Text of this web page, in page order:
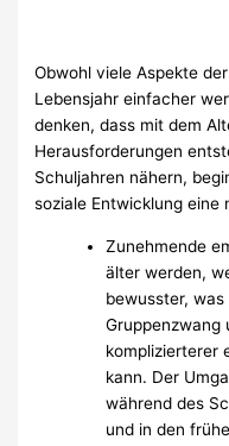
Obwohl viele Aspekte
Lebensjahr einfacher
denken, dass mit dem
Herausforderungen
Schuljahren nähern,
soziale Entwicklung eine
Zunehmende
älter werden,
bewusster,
Gruppenzwang
komplizierterer
kann. Der
während des
und in den